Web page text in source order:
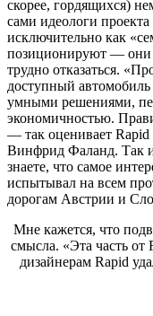
скорее, гордящихся)
сами идеологи
исключительно как
позиционируют — они
трудно отказаться.
доступный автомобиль
умными решениями,
экономичностью.
— так оценивает Rapid
Винфрид Фаланд. Так и
знаете, что самое
испытывал на всем
дорогам Австрии и
Мне кажется, что
смысла. «Эта часть
дизайнерам Rapid